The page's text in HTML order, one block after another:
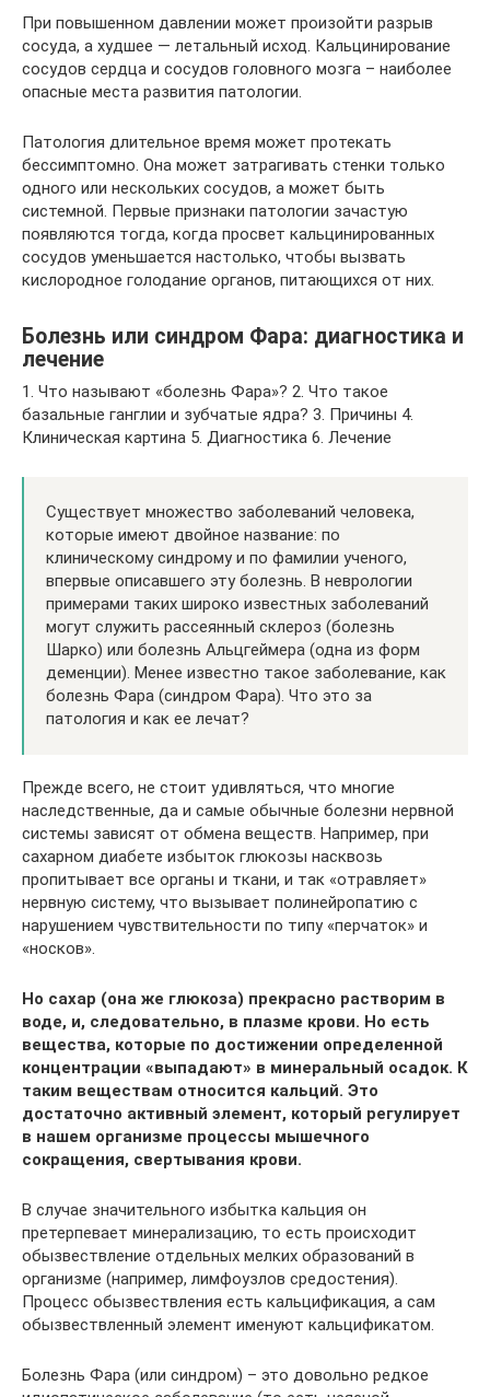
При повышенном давлении может произойти разрыв
сосуда, а худшее — летальный исход. Кальцинирование
сосудов сердца и сосудов головного мозга – наиболее
опасные места развития патологии.
Патология длительное время может протекать
бессимптомно. Она может затрагивать стенки только
одного или нескольких сосудов, а может быть
системной. Первые признаки патологии зачастую
появляются тогда, когда просвет кальцинированных
сосудов уменьшается настолько, чтобы вызвать
кислородное голодание органов, питающихся от них.
Болезнь или синдром Фара: диагностика и
лечение
1. Что называют «болезнь Фара»? 2. Что такое
базальные ганглии и зубчатые ядра? 3. Причины 4.
Клиническая картина 5. Диагностика 6. Лечение
Существует множество заболеваний человека,
которые имеют двойное название: по
клиническому синдрому и по фамилии ученого,
впервые описавшего эту болезнь. В неврологии
примерами таких широко известных заболеваний
могут служить рассеянный склероз (болезнь
Шарко) или болезнь Альцгеймера (одна из форм
деменции). Менее известно такое заболевание, как
болезнь Фара (синдром Фара). Что это за
патология и как ее лечат?
Прежде всего, не стоит удивляться, что многие
наследственные, да и самые обычные болезни нервной
системы зависят от обмена веществ. Например, при
сахарном диабете избыток глюкозы насквозь
пропитывает все органы и ткани, и так «отравляет»
нервную систему, что вызывает полинейропатию с
нарушением чувствительности по типу «перчаток» и
«носков».
Но сахар (она же глюкоза) прекрасно растворим в
воде, и, следовательно, в плазме крови. Но есть
вещества, которые по достижении определенной
концентрации «выпадают» в минеральный осадок. К
таким веществам относится кальций. Это
достаточно активный элемент, который регулирует
в нашем организме процессы мышечного
сокращения, свертывания крови.
В случае значительного избытка кальция он
претерпевает минерализацию, то есть происходит
обызвествление отдельных мелких образований в
организме (например, лимфоузлов средостения).
Процесс обызвествления есть кальцификация, а сам
обызвествленный элемент именуют кальцификатом.
Болезнь Фара (или синдром) – это довольно редкое